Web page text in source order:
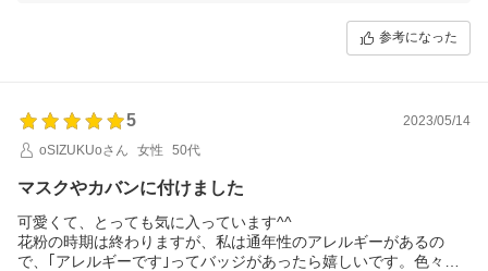
参考になった
5
2023/05/14
oSIZUKUoさん
女性 50代
マスクやカバンに付けました
可愛くて、とっても気に入っています^^
花粉の時期は終わりますが、私は通年性のアレルギーがあるの
で、｢アレルギーです｣ってバッジがあったら嬉しいです。色々探